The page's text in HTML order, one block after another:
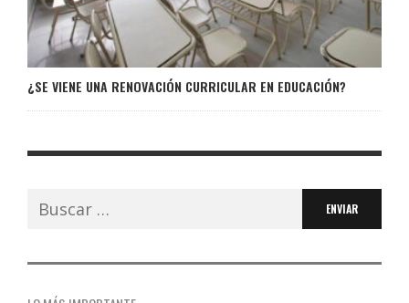
¿SE VIENE UNA RENOVACIÓN CURRICULAR EN EDUCACIÓN?
Buscar: